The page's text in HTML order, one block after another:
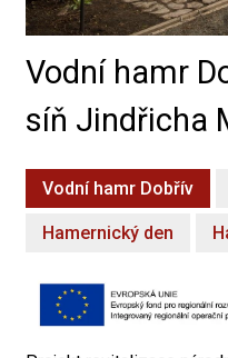
Vodní hamr
síň Jindřicha
Vodní hamr Dobřív
Hamernický den